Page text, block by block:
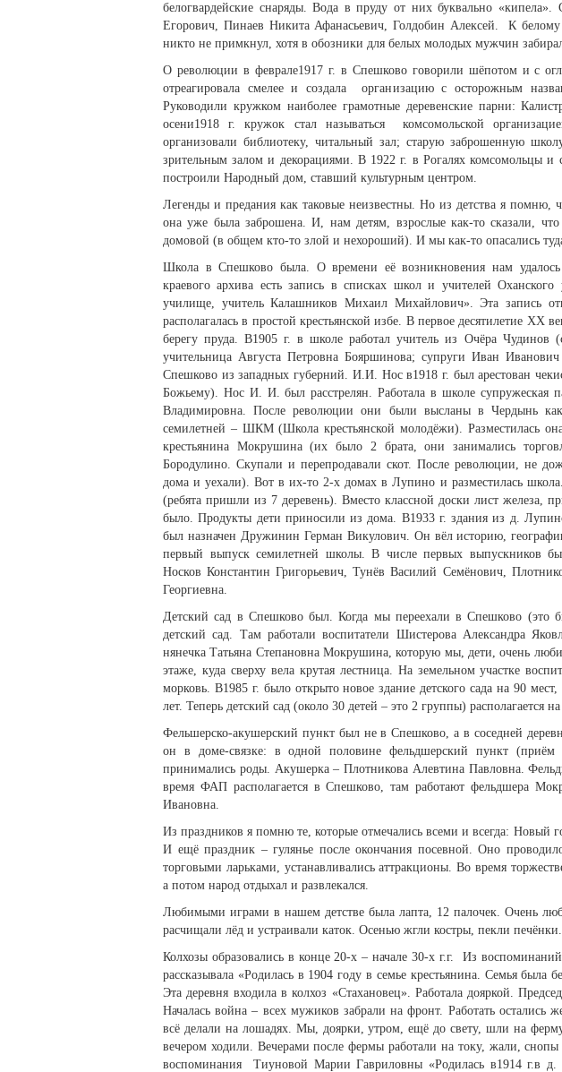
белогвардейские снаряды. Вода в пруду от них буквально
Егорович, Пинаев Никита Афанасьевич, Голдобин Алексей. К
никто не примкнул, хотя в обозники для белых молодых мужчин
О революции в феврале1917 г. в Спешково говорили шёпотом и с
отреагировала смелее и создала организацию с осторожным
Руководили кружком наиболее грамотные деревенские парни:
осени1918 г. кружок стал называться комсомольской
организовали библиотеку, читальный зал; старую заброшенную
зрительным залом и декорациями. В 1922 г. в Рогалях комсомольцы и
построили Народный дом, ставший культурным центром.
Легенды и предания как таковые неизвестны. Но из детства я помню,
она уже была заброшена. И, нам детям, взрослые как-то сказали,
домовой (в общем кто-то злой и нехороший). И мы как-то опасались
Школа в Спешково была. О времени её возникновения нам удалось
краевого архива есть запись в списках школ и учителей
училище, учитель Калашников Михаил Михайлович». Эта запись
располагалась в простой крестьянской избе. В первое десятилетие ХХ
берегу пруда. В1905 г. в школе работал учитель из Очёра Чудинов
учительница Августа Петровна Бояршинова; супруги Иван
Спешково из западных губерний. И.И. Нос в1918 г. был арестован
Божьему). Нос И. И. был расстрелян. Работала в школе супружеская
Владимировна. После революции они были высланы в Чердынь
семилетней – ШКМ (Школа крестьянской молодёжи). Разместилась
крестьянина Мокрушина (их было 2 брата, они занимались
Бородулино. Скупали и перепродавали скот. После революции, не
дома и уехали). Вот в их-то 2-х домах в Лупино и разместилась
(ребята пришли из 7 деревень). Вместо классной доски лист железа,
было. Продукты дети приносили из дома. В1933 г. здания из д.
был назначен Дружинин Герман Викулович. Он вёл историю,
первый выпуск семилетней школы. В числе первых выпускников
Носков Константин Григорьевич, Тунёв Василий Семёнович,
Георгиевна.
Детский сад в Спешково был. Когда мы переехали в Спешково (это
детский сад. Там работали воспитатели Шистерова Александра
нянечка Татьяна Степановна Мокрушина, которую мы, дети, очень
этаже, куда сверху вела крутая лестница. На земельном участке
морковь. В1985 г. было открыто новое здание детского сада на 90
лет. Теперь детский сад (около 30 детей – это 2 группы) располагается
Фельшерско-акушерский пункт был не в Спешково, а в соседней
он в доме-связке: в одной половине фельдшерский пункт
принимались роды. Акушерка – Плотникова Алевтина Павловна.
время ФАП располагается в Спешково, там работают фельдшера
Ивановна.
Из праздников я помню те, которые отмечались всеми и всегда: Новый
И ещё праздник – гулянье после окончания посевной. Оно
торговыми ларьками, устанавливались аттракционы. Во время
а потом народ отдыхал и развлекался.
Любимыми играми в нашем детстве была лапта, 12 палочек. Очень
расчищали лёд и устраивали каток. Осенью жгли костры, пекли печёнки.
Колхозы образовались в конце 20-х – начале 30-х г.г. Из
рассказывала «Родилась в 1904 году в семье крестьянина. Семья
Эта деревня входила в колхоз «Стахановец». Работала дояркой.
Началась война – всех мужиков забрали на фронт. Работать
всё делали на лошадях. Мы, доярки, утром, ещё до свету, шли на
вечером ходили. Вечерами после фермы работали на току, жали,
воспоминания Тиуновой Марии Гавриловны «Родилась в1914 г.в д.